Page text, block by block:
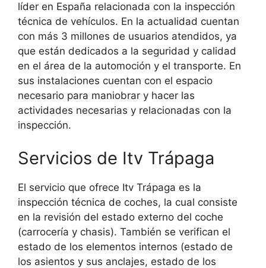
líder en España relacionada con la inspección
técnica de vehículos. En la actualidad cuentan
con más 3 millones de usuarios atendidos, ya
que están dedicados a la seguridad y calidad
en el área de la automoción y el transporte. En
sus instalaciones cuentan con el espacio
necesario para maniobrar y hacer las
actividades necesarias y relacionadas con la
inspección.
Servicios de Itv Trápaga
El servicio que ofrece Itv Trápaga es la
inspección técnica de coches, la cual consiste
en la revisión del estado externo del coche
(carrocería y chasis). También se verifican el
estado de los elementos internos (estado de
los asientos y sus anclajes, estado de los